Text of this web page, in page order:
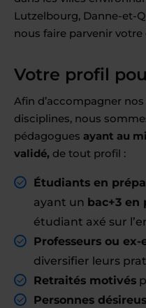
Lutzelbourg, Danne-et-
nous faire parvenir
Votre profil
Afin d’accompagner
disciplines, nous
pédagogues ayant au
validé, de tout profil :
Étudiants en prépa
ayant un bac+3 en
étudiant axé sur
Professeurs ou
diversifier leurs
Retraités motivés
Personnes